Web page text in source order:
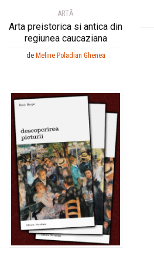
ARTĂ
Arta preistorica si antica din
regiunea caucaziana
de Meline Poladian Ghenea